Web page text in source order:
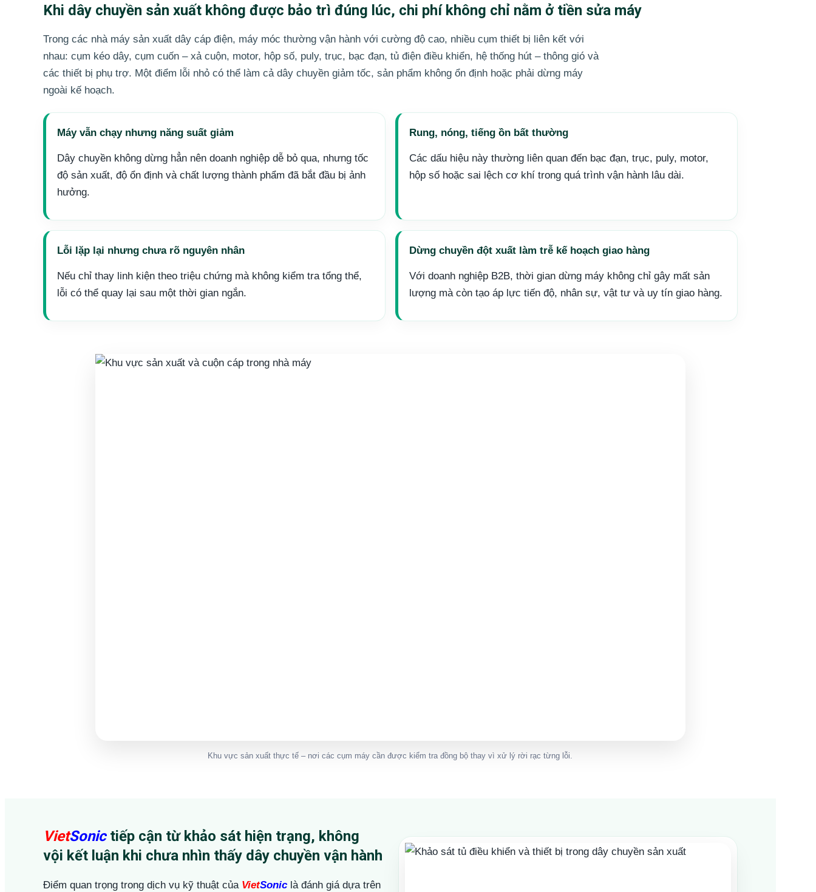
Khi dây chuyền sản xuất không được bảo trì đúng lúc, chi phí không chỉ nằm ở tiền sửa máy
Trong các nhà máy sản xuất dây cáp điện, máy móc thường vận hành với cường độ cao, nhiều cụm thiết bị liên kết với
nhau: cụm kéo dây, cụm cuốn – xả cuộn, motor, hộp số, puly, trục, bạc đạn, tủ điện điều khiển, hệ thống hút – thông gió và
các thiết bị phụ trợ. Một điểm lỗi nhỏ có thể làm cả dây chuyền giảm tốc, sản phẩm không ổn định hoặc phải dừng máy
ngoài kế hoạch.
Máy vẫn chạy nhưng năng suất giảm
Dây chuyền không dừng hẳn nên doanh nghiệp dễ bỏ qua, nhưng tốc
độ sản xuất, độ ổn định và chất lượng thành phẩm đã bắt đầu bị ảnh
hưởng.
Rung, nóng, tiếng ồn bất thường
Các dấu hiệu này thường liên quan đến bạc đạn, trục, puly, motor,
hộp số hoặc sai lệch cơ khí trong quá trình vận hành lâu dài.
Lỗi lặp lại nhưng chưa rõ nguyên nhân
Nếu chỉ thay linh kiện theo triệu chứng mà không kiểm tra tổng thể,
lỗi có thể quay lại sau một thời gian ngắn.
Dừng chuyền đột xuất làm trễ kế hoạch giao hàng
Với doanh nghiệp B2B, thời gian dừng máy không chỉ gây mất sản
lượng mà còn tạo áp lực tiến độ, nhân sự, vật tư và uy tín giao hàng.
Khu vực sản xuất thực tế – nơi các cụm máy cần được kiểm tra đồng bộ thay vì xử lý rời rạc từng lỗi.
VietSonictiếp cận từ khảo sát hiện trạng, không
vội kết luận khi chưa nhìn thấy dây chuyền vận hành
Điểm quan trọng trong dịch vụ kỹ thuật của VietSonic là đánh giá dựa trên